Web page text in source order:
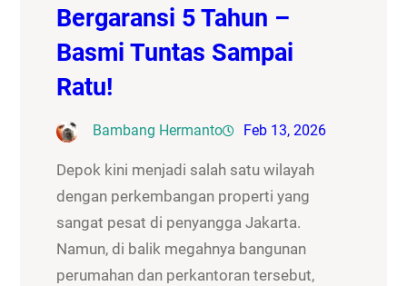
Bergaransi 5 Tahun –
Basmi Tuntas Sampai
Ratu!
Bambang Hermanto Feb 13, 2026
Depok kini menjadi salah satu wilayah
dengan perkembangan properti yang
sangat pesat di penyangga Jakarta.
Namun, di balik megahnya bangunan
perumahan dan perkantoran tersebut,